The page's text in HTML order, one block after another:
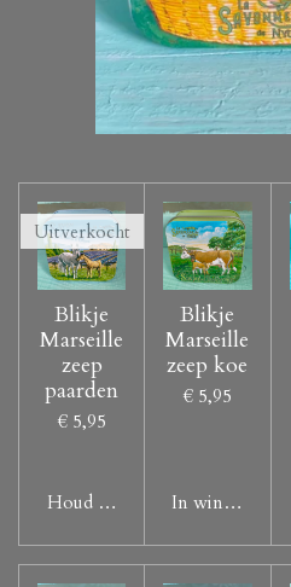
Uitverkocht
Blikje
Marseille
zeep
paarden
€ 5,95
Houd mij op de hoogte
Blikje
Marseille
zeep koe
€ 5,95
In winkelwagen